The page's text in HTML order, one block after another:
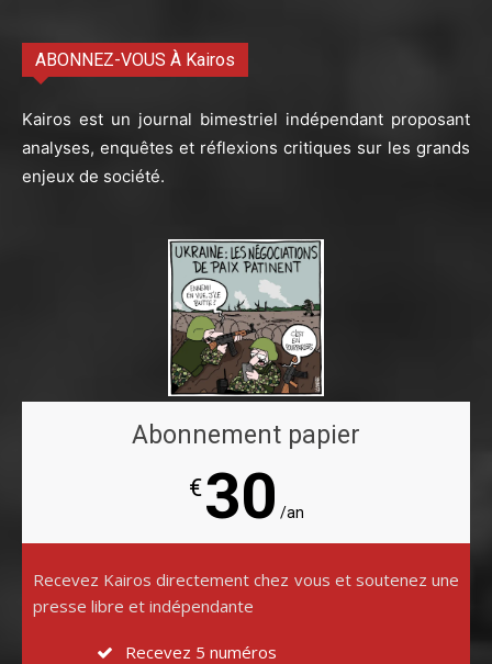
ABONNEZ-VOUS À Kairos
Kairos est un journal bimestriel indépendant proposant
analyses, enquêtes et réflexions critiques sur les grands
enjeux de société.
Abonnement papier
€30 /an
Recevez Kairos directement chez vous et soutenez une
presse libre et indépendante
Recevez 5 numéros